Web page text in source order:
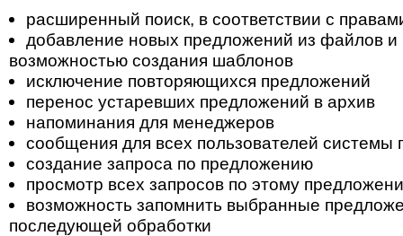
расширенный поиск, в соответствии с
добавление новых предложений из файлов
возможностью создания шаблонов
исключение повторяющихся предложений
перенос устаревших предложений в архив
напоминания для менеджеров
сообщения для всех пользователей
создание запроса по предложению
просмотр всех запросов по этому
возможность запомнить выбранные
последующей обработки